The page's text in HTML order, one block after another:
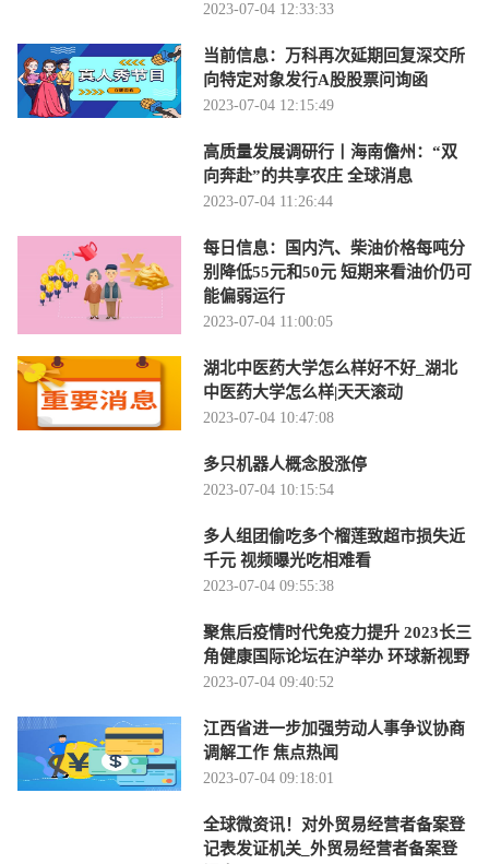
2023-07-04 12:33:33
当前信息：万科再次延期回复深交所
向特定对象发行A股股票问询函
2023-07-04 12:15:49
高质量发展调研行丨海南儋州：“双
向奔赴”的共享农庄 全球消息
2023-07-04 11:26:44
每日信息：国内汽、柴油价格每吨分
别降低55元和50元 短期来看油价仍可
能偏弱运行
2023-07-04 11:00:05
湖北中医药大学怎么样好不好_湖北
中医药大学怎么样|天天滚动
2023-07-04 10:47:08
多只机器人概念股涨停
2023-07-04 10:15:54
多人组团偷吃多个榴莲致超市损失近
千元 视频曝光吃相难看
2023-07-04 09:55:38
聚焦后疫情时代免疫力提升 2023长三
角健康国际论坛在沪举办 环球新视野
2023-07-04 09:40:52
江西省进一步加强劳动人事争议协商
调解工作 焦点热闻
2023-07-04 09:18:01
全球微资讯！对外贸易经营者备案登
记表发证机关_外贸易经营者备案登